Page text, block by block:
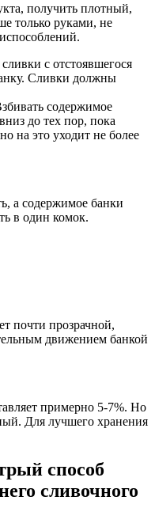
получить плотный,
только руками, не
с отстоявшегося
Сливки должны
содержимое
до тех пор, пока
на это уходит не более
а содержимое банки
в один комок.
почти прозрачной,
движением банкой
примерно 5-7%. Но
Для лучшего хранения
способ
сливочного